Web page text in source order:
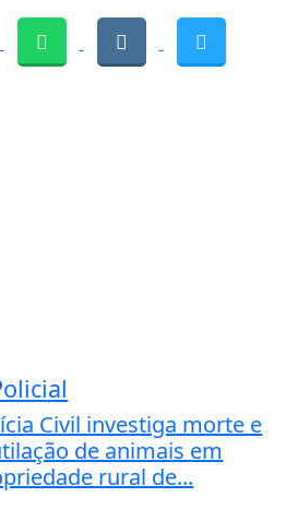
Civil investiga morte e
de animais em
rural de...